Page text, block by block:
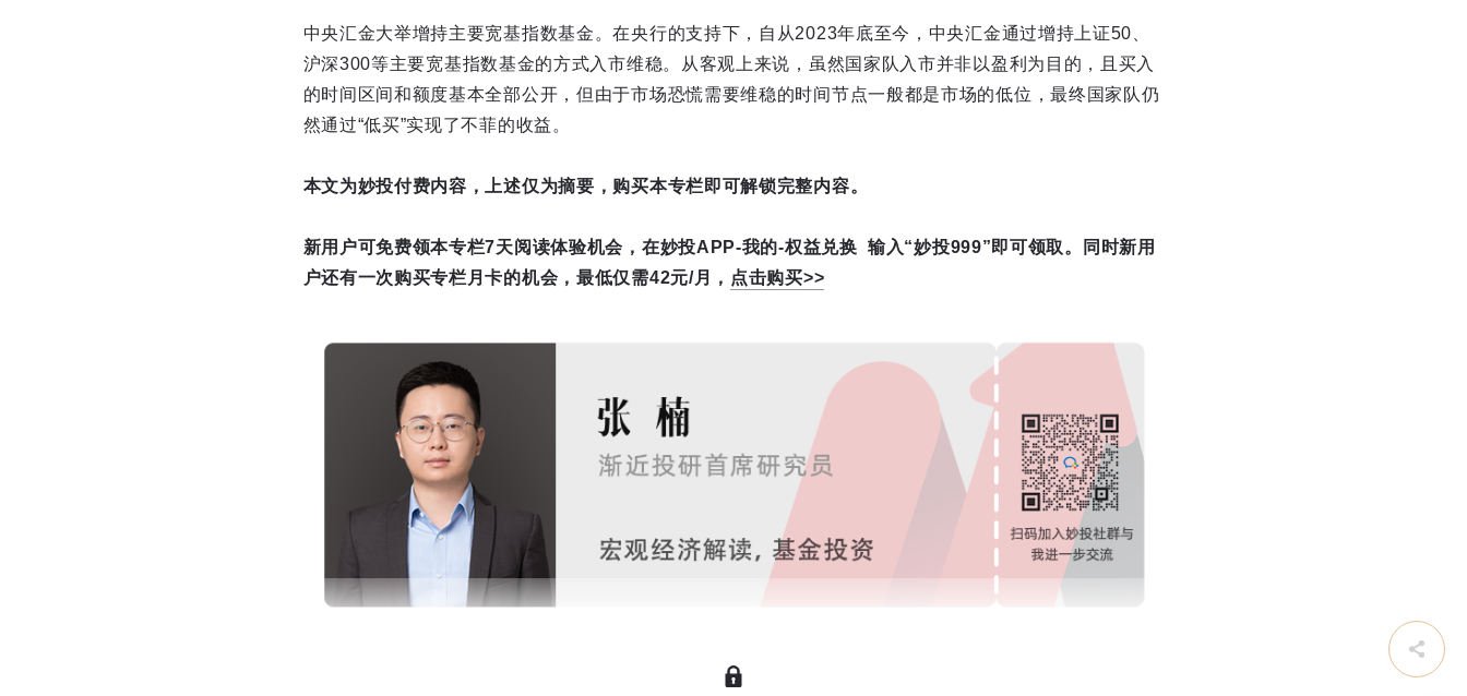
中央汇金大举增持主要宽基指数基金。在央行的支持下，自从2023年底至今，中央汇金通过增持上证50、
沪深300等主要宽基指数基金的方式入市维稳。从客观上来说，虽然国家队入市并非以盈利为目的，且买入
的时间区间和额度基本全部公开，但由于市场恐慌需要维稳的时间节点一般都是市场的低位，最终国家队仍
然通过“低买”实现了不菲的收益。
本文为妙投付费内容，上述仅为摘要，购买本专栏即可解锁完整内容。
新用户可免费领本专栏7天阅读体验机会，在妙投APP-我的-权益兑换 输入“妙投999”即可领取。同时新用
户还有一次购买专栏月卡的机会，最低仅需42元/月， 点击购买>>